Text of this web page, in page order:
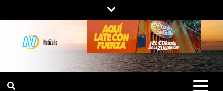
al
contenido
NOTIZULIA
NOTICIAS DEL ZULIA, VENEZUELA Y
DE INTERÉS GENERAL.